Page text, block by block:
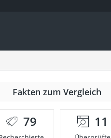
Fakten zum Vergleich
79 11